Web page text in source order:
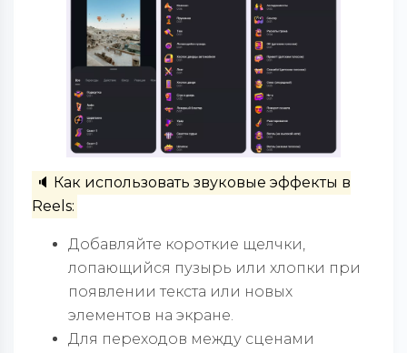
🔈 Как использовать звуковые эффекты в
Reels:
Добавляйте короткие щелчки,
лопающийся пузырь или хлопки при
появлении текста или новых
элементов на экране.
Для переходов между сценами